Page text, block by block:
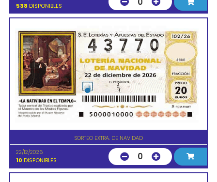
538 DISPONIBLES
SORTEO EXTRA. DE NAVIDAD
22/12/2026
10 DISPONIBLES 0